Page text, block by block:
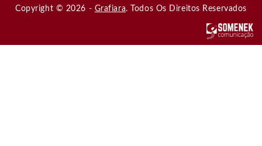
Copyright © 2026 - Grafiara. Todos Os Direitos Reservados